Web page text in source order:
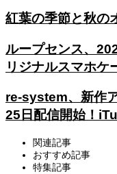
紅葉の季節と秋の
ループセンス、
リジナルスマホケ
re-system、新作
25日配信開始！
関連記事
おすすめ記事
特集記事